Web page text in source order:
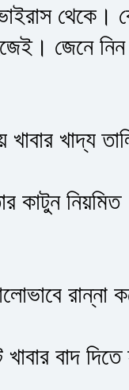
থেকে।
জেনে নিন
খাদ্য
কাটুন
রান্না
বাদ